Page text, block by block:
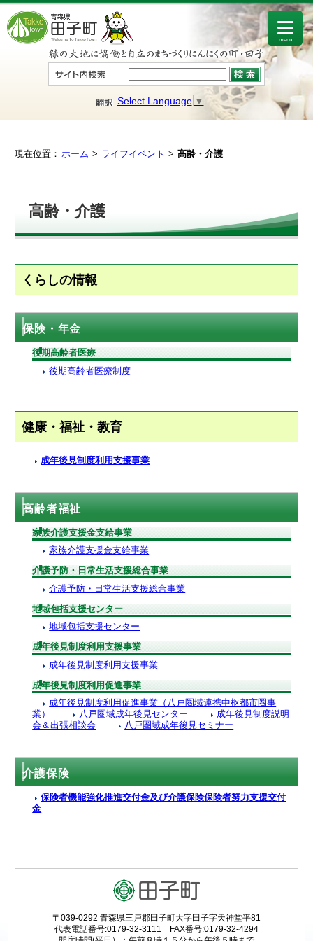
Select Language ▼
menu
現在位置： ホーム ライフイベント 高齢・介護
高齢・介護
くらしの情報
保険・年金
後期高齢者医療
後期高齢者医療制度
健康・福祉・教育
成年後見制度利用支援事業
高齢者福祉
家族介護支援金支給事業
家族介護支援金支給事業
介護予防・日常生活支援総合事業
介護予防・日常生活支援総合事業
地域包括支援センター
地域包括支援センター
成年後見制度利用支援事業
成年後見制度利用支援事業
成年後見制度利用促進事業
成年後見制度利用促進事業（八戸圏域連携中枢都市圏事
業）
八戸圏域成年後見センター
成年後見制度説明
会＆出張相談会
八戸圏域成年後見セミナー
介護保険
保険者機能強化推進交付金及び介護保険保険者努力支援交付
金
〒039-0292 青森県三戸郡田子町大字田子字天神堂平81
代表電話番号:0179-32-3111 FAX番号:0179-32-4294